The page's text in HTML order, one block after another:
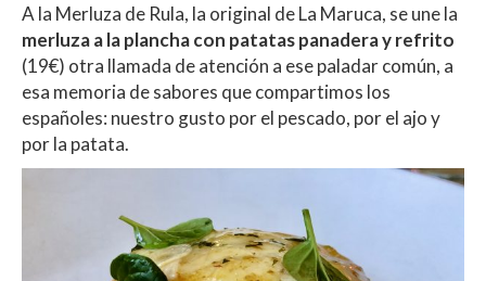
A la Merluza de Rula, la original de La Maruca, se une la
merluza a la plancha con patatas panadera y refrito
(19€) otra llamada de atención a ese paladar común, a
esa memoria de sabores que compartimos los
españoles: nuestro gusto por el pescado, por el ajo y
por la patata.